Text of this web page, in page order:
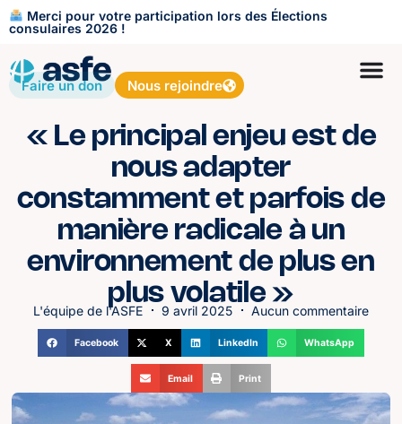
Merci pour votre participation lors des Élections
consulaires 2026 !
Faire un don Nous rejoindre
« Le principal enjeu est de
nous adapter
constamment et parfois de
manière radicale à un
environnement de plus en
plus volatile »
L'équipe de l'ASFE 9 avril 2025 Aucun commentaire
Facebook X LinkedIn WhatsApp
Email Print